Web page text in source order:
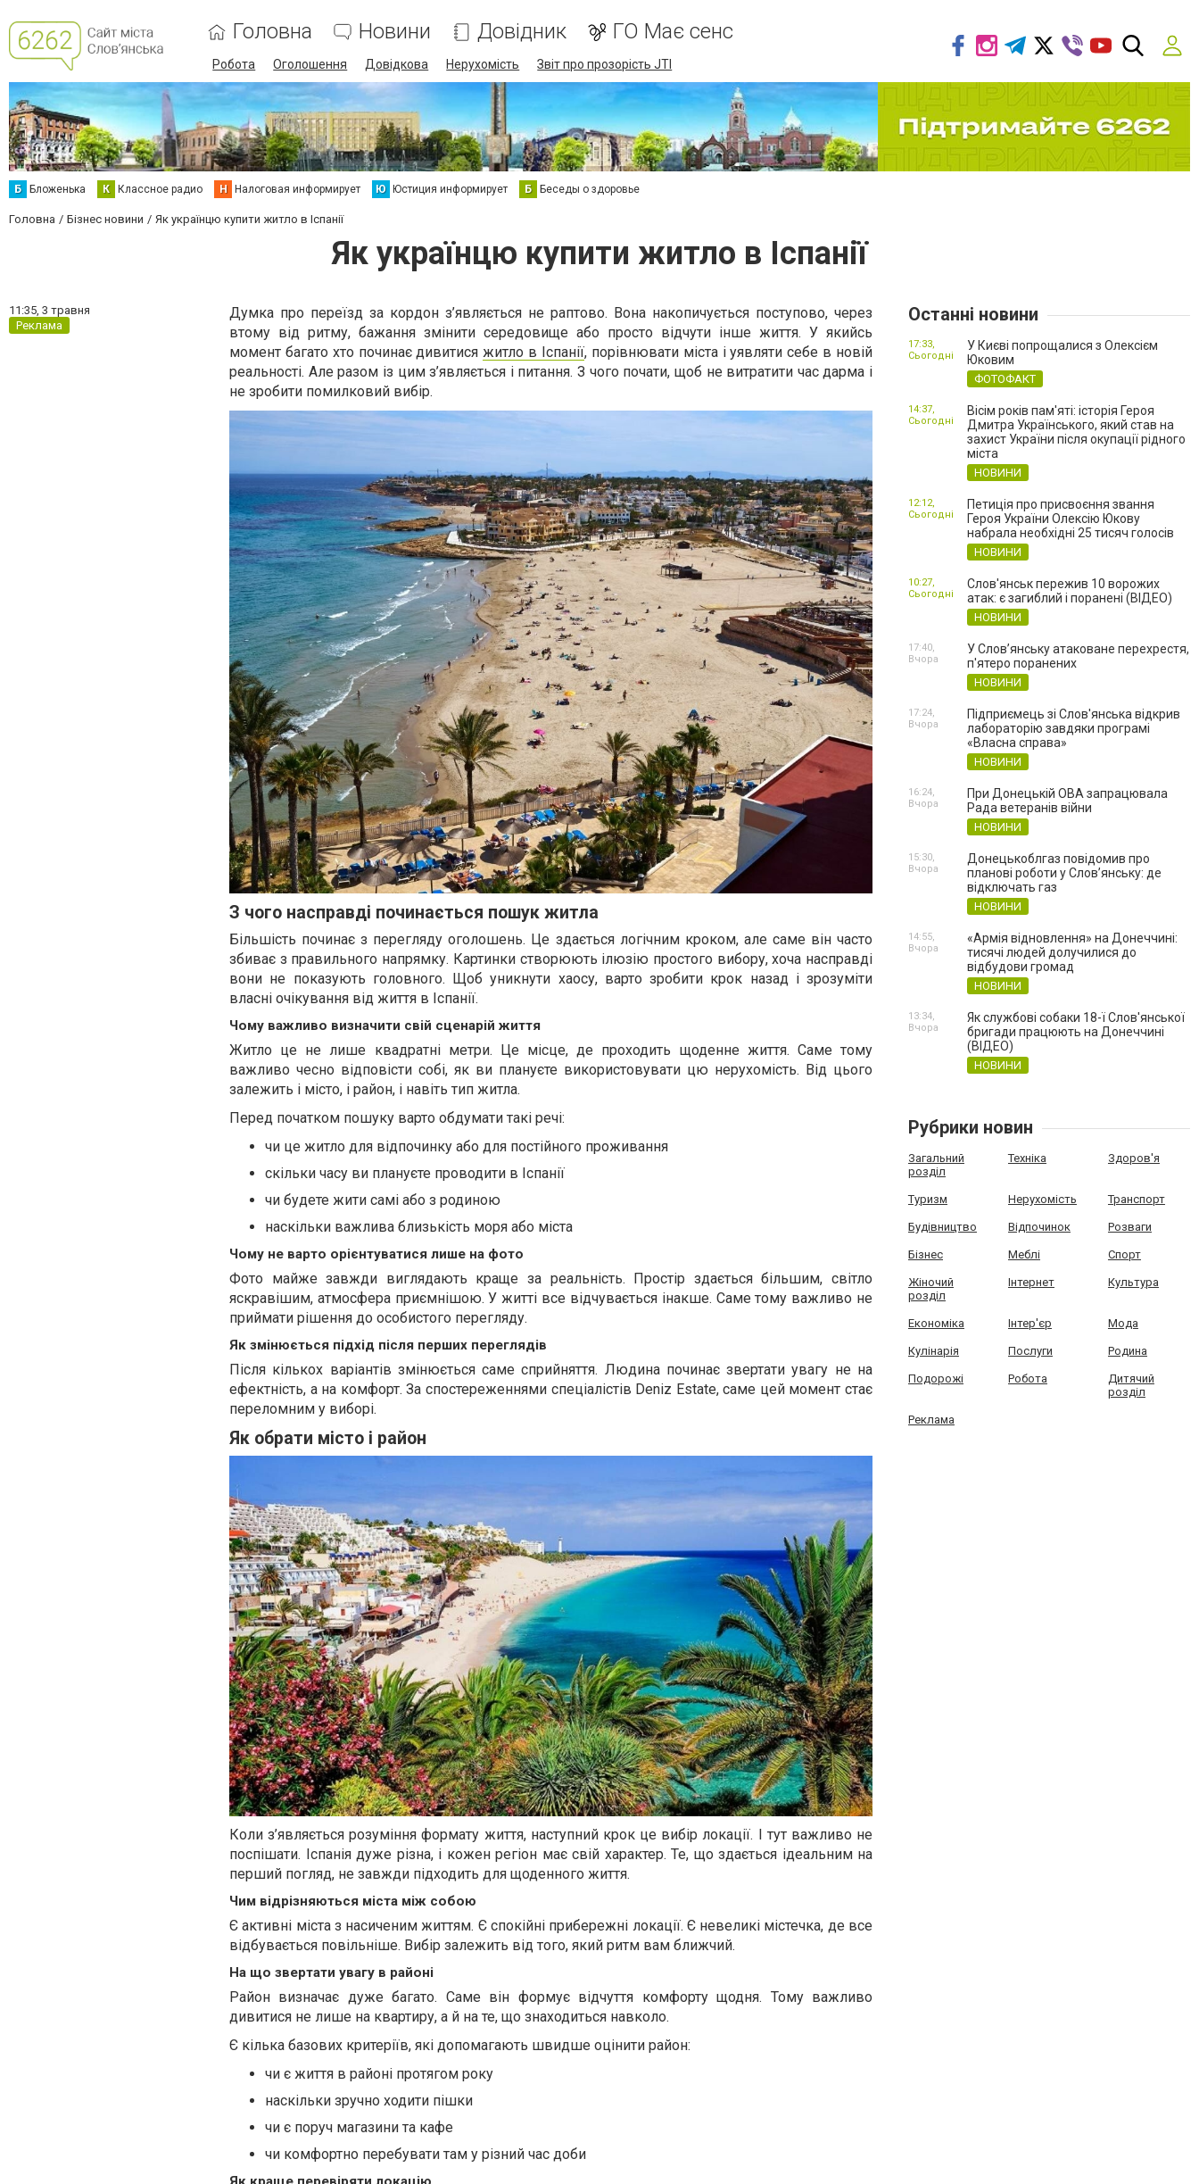
Головна Новини Довідник ГО Має сенс
Робота Оголошення Довідкова Нерухомість Звіт про прозорість JTI
Б Бложенька К Классное радио Н Налоговая информирует Ю Юстиция информирует Б Беседы о здоровье
Головна Бізнес новини Як українцю купити житло в Іспанії
Як українцю купити житло в Іспанії
11:35, 3 травня
Реклама
Думка про переїзд за кордон з’являється не раптово. Вона накопичується поступово, через
втому від ритму, бажання змінити середовище або просто відчути інше життя. У якийсь
момент багато хто починає дивитисяжитло в Іспанії, порівнювати міста і уявляти себе в новій
реальності. Але разом із цим з’являється і питання. З чого почати, щоб не витратити час дарма і
не зробити помилковий вибір.
З чого насправді починається пошук житла
Більшість починає з перегляду оголошень. Це здається логічним кроком, але саме він часто
збиває з правильного напрямку. Картинки створюють ілюзію простого вибору, хоча насправді
вони не показують головного. Щоб уникнути хаосу, варто зробити крок назад і зрозуміти
власні очікування від життя в Іспанії.
Чому важливо визначити свій сценарій життя
Житло це не лише квадратні метри. Це місце, де проходить щоденне життя. Саме тому
важливо чесно відповісти собі, як ви плануєте використовувати цю нерухомість. Від цього
залежить і місто, і район, і навіть тип житла.
Перед початком пошуку варто обдумати такі речі:
чи це житло для відпочинку або для постійного проживання
скільки часу ви плануєте проводити в Іспанії
чи будете жити самі або з родиною
наскільки важлива близькість моря або міста
Чому не варто орієнтуватися лише на фото
Фото майже завжди виглядають краще за реальність. Простір здається більшим, світло
яскравішим, атмосфера приємнішою. У житті все відчувається інакше. Саме тому важливо не
приймати рішення до особистого перегляду.
Як змінюється підхід після перших переглядів
Після кількох варіантів змінюється саме сприйняття. Людина починає звертати увагу не на
ефектність, а на комфорт. За спостереженнями спеціалістів Deniz Estate, саме цей момент стає
переломним у виборі.
Як обрати місто і район
Коли з’являється розуміння формату життя, наступний крок це вибір локації. І тут важливо не
поспішати. Іспанія дуже різна, і кожен регіон має свій характер. Те, що здається ідеальним на
перший погляд, не завжди підходить для щоденного життя.
Чим відрізняються міста між собою
Є активні міста з насиченим життям. Є спокійні прибережні локації. Є невеликі містечка, де все
відбувається повільніше. Вибір залежить від того, який ритм вам ближчий.
На що звертати увагу в районі
Район визначає дуже багато. Саме він формує відчуття комфорту щодня. Тому важливо
дивитися не лише на квартиру, а й на те, що знаходиться навколо.
Є кілька базових критеріїв, які допомагають швидше оцінити район:
чи є життя в районі протягом року
наскільки зручно ходити пішки
чи є поруч магазини та кафе
чи комфортно перебувати там у різний час доби
Останні новини
У Києві попрощалися з Олексієм
Юковим
ФОТОФАКТ
17:33,
Сьогодні
Вісім років пам'яті: історія Героя
Дмитра Українського, який став на
захист України після окупації рідного
міста
НОВИНИ
14:37,
Сьогодні
Петиція про присвоєння звання
Героя України Олексію Юкову
набрала необхідні 25 тисяч голосів
НОВИНИ
12:12,
Сьогодні
Слов'янськ пережив 10 ворожих
атак: є загиблий і поранені (ВІДЕО)
НОВИНИ
10:27,
Сьогодні
У Слов’янську атаковане перехрестя,
п'ятеро поранених
НОВИНИ
17:40,
Вчора
Підприємець зі Слов'янська відкрив
лабораторію завдяки програмі
«Власна справа»
НОВИНИ
17:24,
Вчора
При Донецькій ОВА запрацювала
Рада ветеранів війни
НОВИНИ
16:24,
Вчора
Донецькоблгаз повідомив про
планові роботи у Слов’янську: де
відключать газ
НОВИНИ
15:30,
Вчора
«Армія відновлення» на Донеччині:
тисячі людей долучилися до
відбудови громад
НОВИНИ
14:55,
Вчора
Як службові собаки 18-ї Слов'янської
бригади працюють на Донеччині
(ВІДЕО)
НОВИНИ
13:34,
Вчора
Рубрики новин
Загальний
розділ
Техніка Здоров'я
Туризм Нерухомість Транспорт
Будівництво Відпочинок Розваги
Бізнес Меблі Спорт
Жіночий
розділ
Інтернет Культура
Економіка Інтер'єр Мода
Кулінарія Послуги Родина
Подорожі Робота
Дитячий
розділ
Реклама